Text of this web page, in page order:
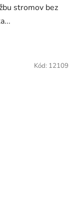
stromov bez
Kód: 12109